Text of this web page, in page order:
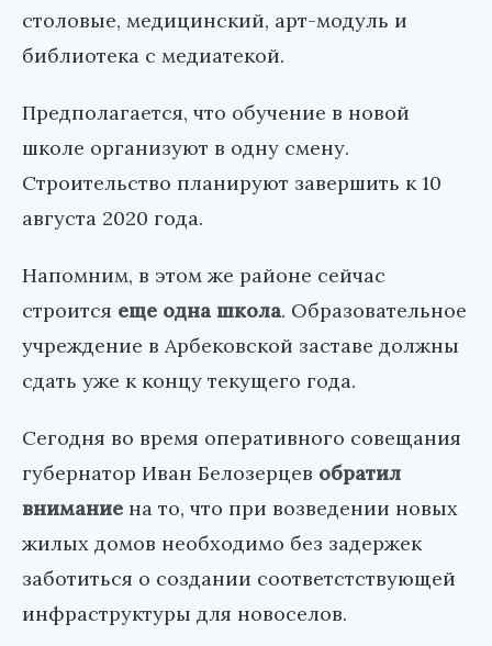
столовые, медицинский, арт-модуль и
библиотека с медиатекой.
Предполагается, что обучение в новой
школе организуют в одну смену.
Строительство планируют завершить к 10
августа 2020 года.
Напомним, в этом же районе сейчас
строится еще одна школа. Образовательное
учреждение в Арбековской заставе должны
сдать уже к концу текущего года.
Сегодня во время оперативного совещания
губернатор Иван Белозерцев обратил
внимание на то, что при возведении новых
жилых домов необходимо без задержек
заботиться о создании соответстствующей
инфраструктуры для новоселов.